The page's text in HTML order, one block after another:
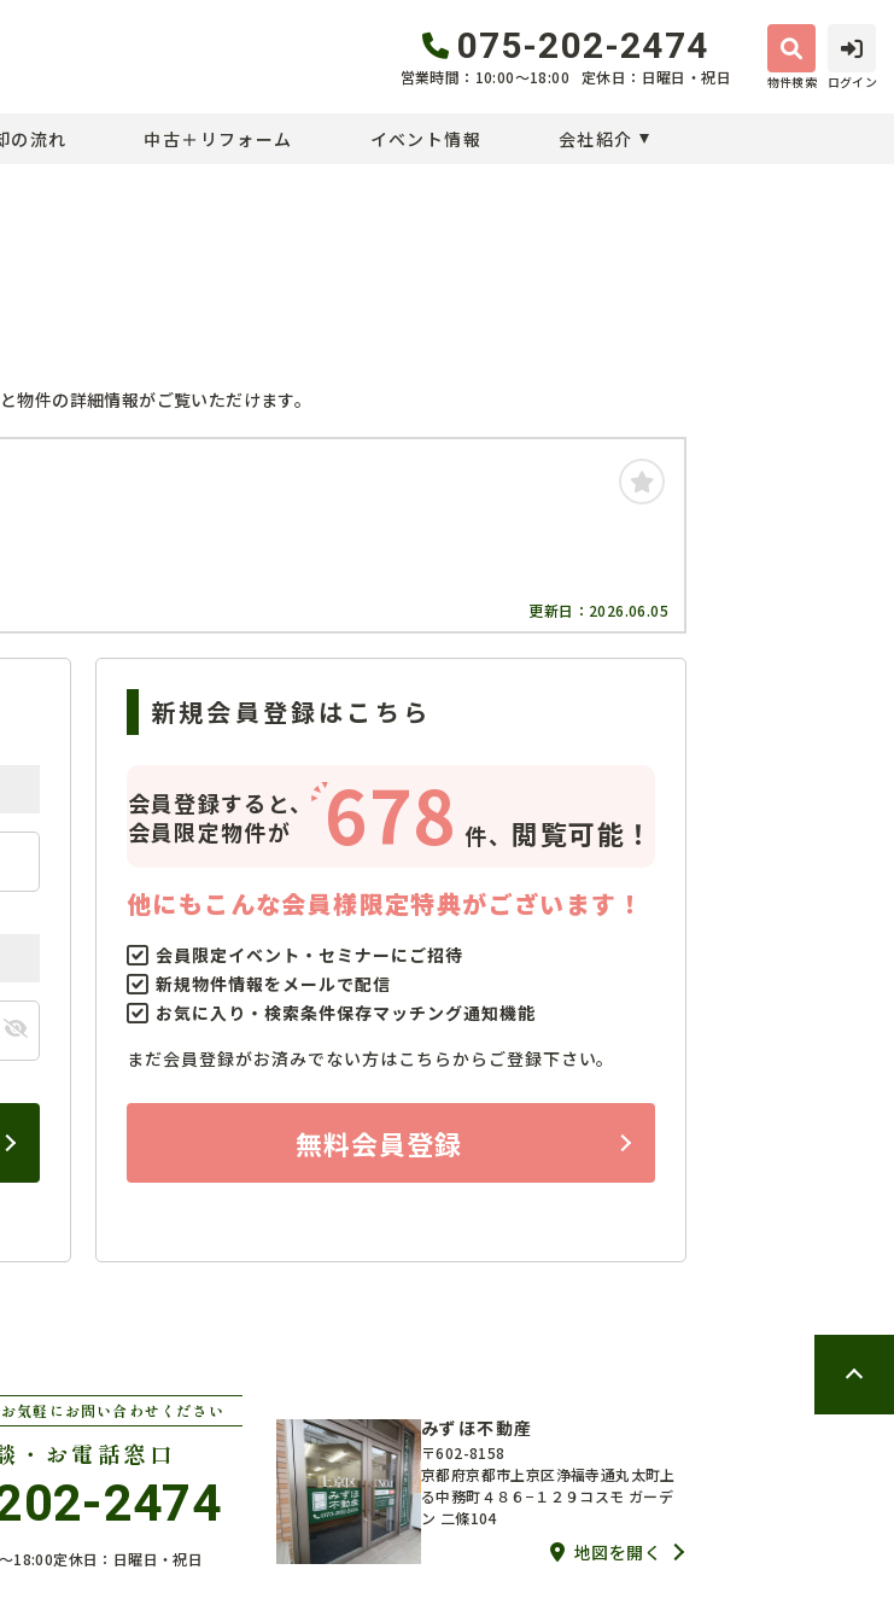
075-202-2474
営業時間：10:00〜18:00 定休日：日曜日・祝日 物件検索 ログイン
の流れ 中古＋リフォーム イベント情報 会社紹介
件の詳細情報がご覧いただけます。
更新日： 2026.06.05
新規会員登録はこちら
会員登録すると、
会員限定物件が
678 件、 閲覧可能！
他にもこんな会員様限定特典がございます！
会員限定イベント・セミナーにご招待
新規物件情報をメールで配信
お気に入り・検索条件保存マッチング通知機能
まだ会員登録がお済みでない方はこちらからご登録下さい。
無料会員登録
気軽にお問い合わせください
・お電話窓口
2474
18:00定休日：日曜日・祝日
みずほ不動産
〒602-8158
京都府京都市上京区浄福寺通丸太町上
る中務町４８６−１２９コスモ ガーデ
ン 二條104
地図を開く